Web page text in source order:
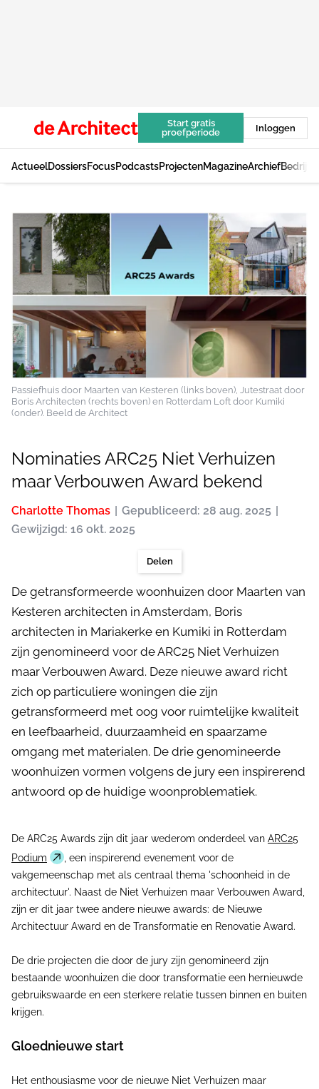
Start gratis
proefperiode
Inloggen
ActueelDossiersFocusPodcastsProjectenMagazineArchief
Passiefhuis door Maarten van Kesteren (links boven), Jutestraat door
Boris Architecten (rechts boven) en Rotterdam Loft door Kumiki
(onder). Beeld de Architect
Nominaties ARC25 Niet Verhuizen
maar Verbouwen Award bekend
Charlotte Thomas
Gepubliceerd: 28 aug. 2025
Gewijzigd: 16 okt. 2025
Delen
De getransformeerde woonhuizen door Maarten van
Kesteren architecten in Amsterdam, Boris
architecten in Mariakerke en Kumiki in Rotterdam
zijn genomineerd voor de ARC25 Niet Verhuizen
maar Verbouwen Award. Deze nieuwe award richt
zich op particuliere woningen die zijn
getransformeerd met oog voor ruimtelijke kwaliteit
en leefbaarheid, duurzaamheid en spaarzame
omgang met materialen. De drie genomineerde
woonhuizen vormen volgens de jury een inspirerend
antwoord op de huidige woonproblematiek.
De ARC25 Awards zijn dit jaar wederom onderdeel van ARC25
Podium
, een inspirerend evenement voor de
vakgemeenschap met als centraal thema 'schoonheid in de
architectuur'. Naast de Niet Verhuizen maar Verbouwen Award,
zijn er dit jaar twee andere nieuwe awards: de Nieuwe
Architectuur Award en de Transformatie en Renovatie Award.
De drie projecten die door de jury zijn genomineerd zijn
bestaande woonhuizen die door transformatie een hernieuwde
gebruikswaarde en een sterkere relatie tussen binnen en buiten
krijgen.
Gloednieuwe start
Het enthousiasme voor de nieuwe Niet Verhuizen maar